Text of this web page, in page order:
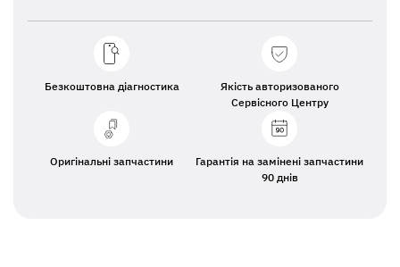
Безкоштовна діагностика
Якість авторизованого
Сервісного Центру
Оригінальні запчастини
Гарантія на замінені запчастини
90 днів